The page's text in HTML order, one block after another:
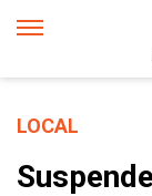
LOCAL